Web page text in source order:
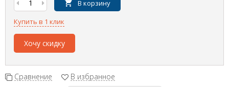
В корзину
Купить в 1 клик
Хочу скидку
Сравнение В избранное